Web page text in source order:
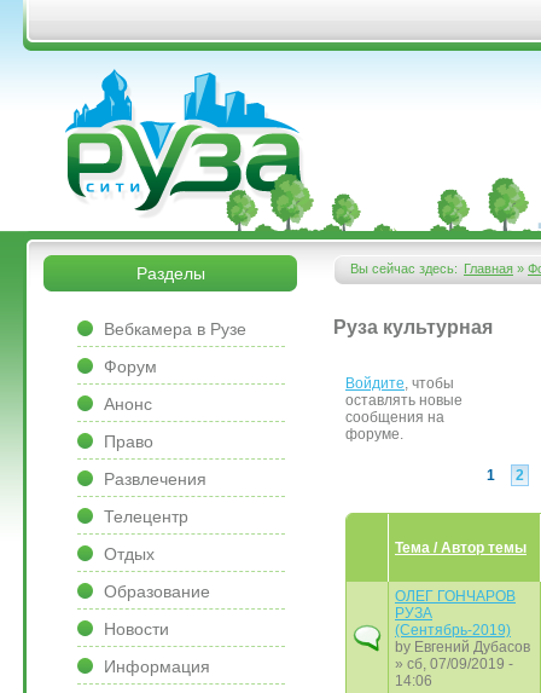
Перейти к основному содержанию
&bsps;
&bsps;
Вы сейчас здесь:
Вы здесь
Главная »
Руза культурная
Войдите, чтобы
оставлять новые
сообщения на
форуме.
Страницы
1 2
Тема / Автор темы
ОЛЕГ ГОНЧАРОВ
РУЗА
(Сентябрь-2019)
by Евгений Дубасов
» сб, 07/09/2019 -
14:06
Разделы
Вебкамера в Рузе
Форум
Анонс
Право
Развлечения
Телецентр
Отдых
Образование
Новости
Информация